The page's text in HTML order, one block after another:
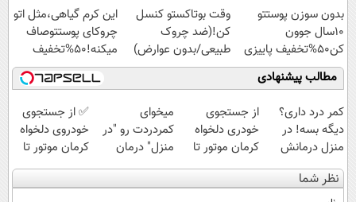
بدون سوزن پوستتو
10سال جوون
کن50%تخفیف پاییزی
وقت بوتاکستو کنسل
کن!(ضد چروک
طبیعی/بدون عوارض)
این کرم گیاهی،مثل اتو
چروکای پوستتوصاف
میکنه!50%تخفیف
مطالب پیشنهادی
کمر درد داری؟
دیگه بسه! در
منزل درمانش
کن
(◀پرسش‌نامه)
از جستجوی
خودری دلخواه
کرمان موتور تا
فروش آن،
ساده، بی واسطه
میخوای
کمردردت رو "در
منزل" درمان
کنی؟ (◂فیلم +
◂پرسش‌نامه)
✅ از جستجوی
خودروی دلخواه
کرمان موتور تا
فروش ساده، بی
واسطه و
نظر شما